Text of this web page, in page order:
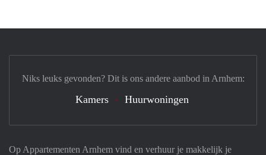
Op Appartementen Arnhem vind en verhuur je makkelijk je
Niks leuks gevonden? Dit is ons andere aanbod in Arnhem:
Kamers Huurwoningen